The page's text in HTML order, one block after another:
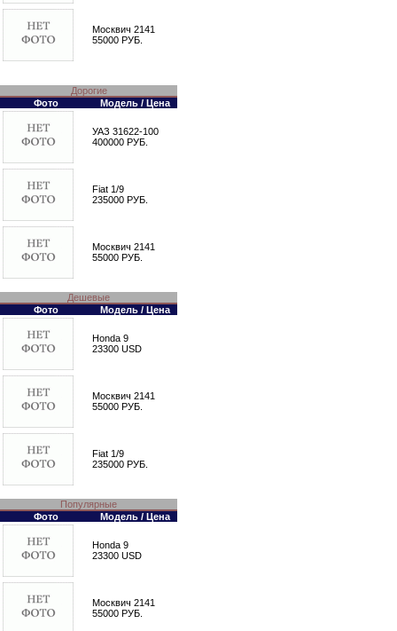
Москвич 2141
55000 РУБ.
Дорогие
Фото
Модель / Цена
УАЗ 31622-100
400000 РУБ.
Fiat 1/9
235000 РУБ.
Москвич 2141
55000 РУБ.
Дешевые
Фото
Модель / Цена
Honda 9
23300 USD
Москвич 2141
55000 РУБ.
Fiat 1/9
235000 РУБ.
Популярные
Фото
Модель / Цена
Honda 9
23300 USD
Москвич 2141
55000 РУБ.